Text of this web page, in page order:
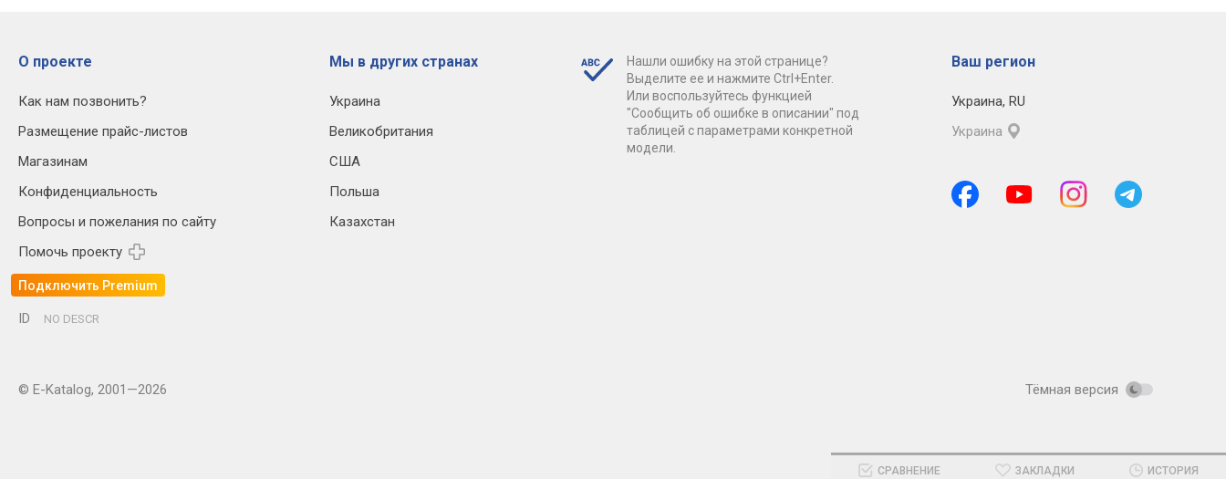
О проекте
Как нам позвонить?
Размещение прайс-листов
Магазинам
Конфиденциальность
Вопросы и пожелания по сайту
Помочь проекту
Подключить Premium
Мы в других странах
Украина
Великобритания
США
Польша
Казахстан
Нашли ошибку на этой странице?
Выделите ее и нажмите Ctrl+Enter.
Или воспользуйтесь функцией
"Сообщить об ошибке в описании" под
таблицей с параметрами конкретной
модели.
Ваш регион
Украина, RU
Украина
ID NO DESCR
© E-Katalog, 2001—2026 Тёмная версия
СРАВНЕНИЕ ЗАКЛАДКИ ИСТОРИЯ